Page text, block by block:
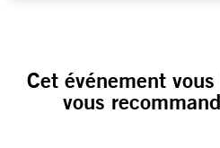
Cet événement
vous